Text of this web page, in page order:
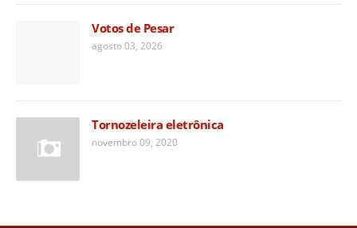
Votos de Pesar
agosto 03, 2026
Tornozeleira eletrônica
novembro 09, 2020